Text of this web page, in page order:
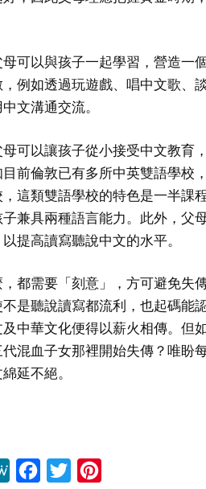
可以與孩子一起學習，營造一
例如透過玩遊戲、唱中文歌、
文溝通交流。
可以讓孩子從小接受中文教育
前倫敦已有多所中英雙語學校
這類雙語學校的特色是一半課
兼具兩種語言能力。此外，父
提高讀寫聽說中文的水平。
都需要「刻意」，方可避免失
是聽說讀寫都流利，也起碼能
中華文化便得以薪火相傳。但
混血子女那裡開始失傳？唯盼
延不絕。
MeWe Facebook
Twitter